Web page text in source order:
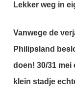
Lekker weg in
Vanwege de
Philipsland
doen! 30/31 mei
klein stadje